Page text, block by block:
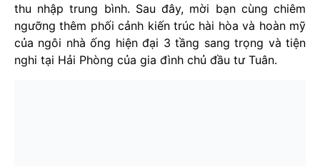
thu nhập trung bình. Sau đây, mời bạn cùng chiêm
ngưỡng thêm phối cảnh kiến trúc hài hòa và hoàn mỹ
của ngôi nhà ống hiện đại 3 tầng sang trọng và tiện
nghi tại Hải Phòng của gia đình chủ đầu tư Tuân.